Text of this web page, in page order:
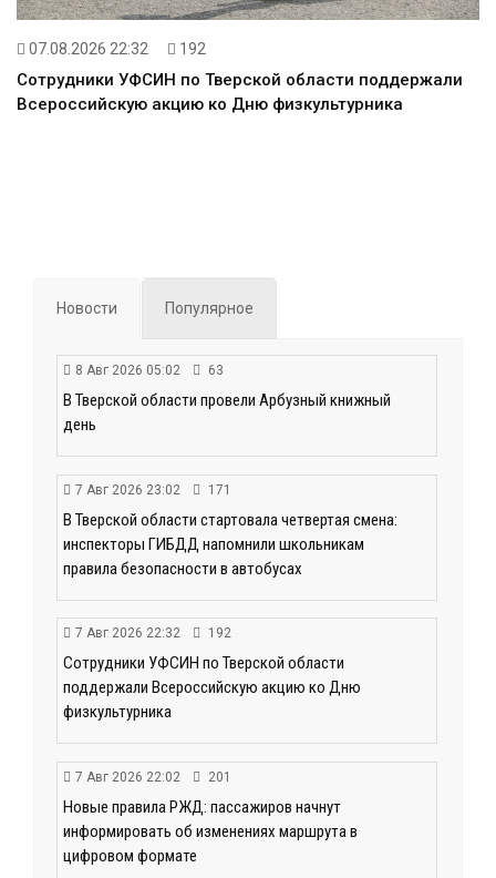
07.08.2026 22:32 192
Сотрудники УФСИН по Тверской области поддержали
Всероссийскую акцию ко Дню физкультурника
Новости Популярное
8 Авг 2026 05:02 63
В Тверской области провели Арбузный книжный
день
7 Авг 2026 23:02 171
В Тверской области стартовала четвертая смена:
инспекторы ГИБДД напомнили школьникам
правила безопасности в автобусах
7 Авг 2026 22:32 192
Сотрудники УФСИН по Тверской области
поддержали Всероссийскую акцию ко Дню
физкультурника
7 Авг 2026 22:02 201
Новые правила РЖД: пассажиров начнут
информировать об изменениях маршрута в
цифровом формате